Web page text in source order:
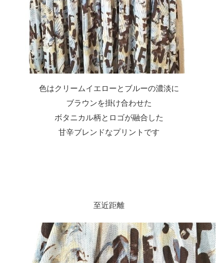
色はクリームイエローとブルーの濃淡に
ブラウンを掛け合わせた
ボタニカル柄とロゴが融合した
甘辛ブレンドなプリントです
至近距離